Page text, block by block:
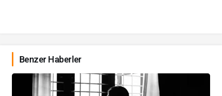
Benzer Haberler